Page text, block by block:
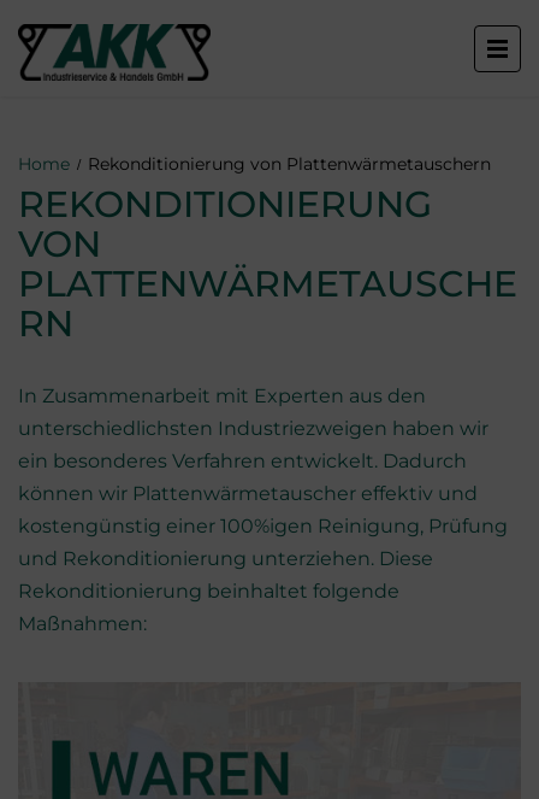
Home Rekonditionierung von Plattenwärmetauschern
REKONDITIONIERUNG
VON
PLATTENWÄRMETAUSCHE
RN
In Zusammenarbeit mit Experten aus den
unterschiedlichsten Industriezweigen haben wir
ein besonderes Verfahren entwickelt. Dadurch
können wir Plattenwärmetauscher effektiv und
kostengünstig einer 100%igen Reinigung, Prüfung
und Rekonditionierung unterziehen. Diese
Rekonditionierung beinhaltet folgende
Maßnahmen: